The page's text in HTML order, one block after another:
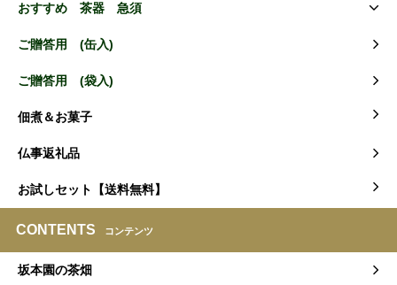
おすすめ 茶器 急須
ご贈答用 (缶入)
ご贈答用 (袋入)
佃煮＆お菓子
仏事返礼品
お試しセット【送料無料】
CONTENTS コンテンツ
坂本園の茶畑